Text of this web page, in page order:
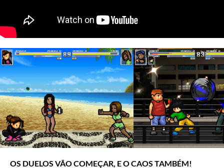
OS DUELOS VÃO COMEÇAR, E O CAOS TAMBÉM!